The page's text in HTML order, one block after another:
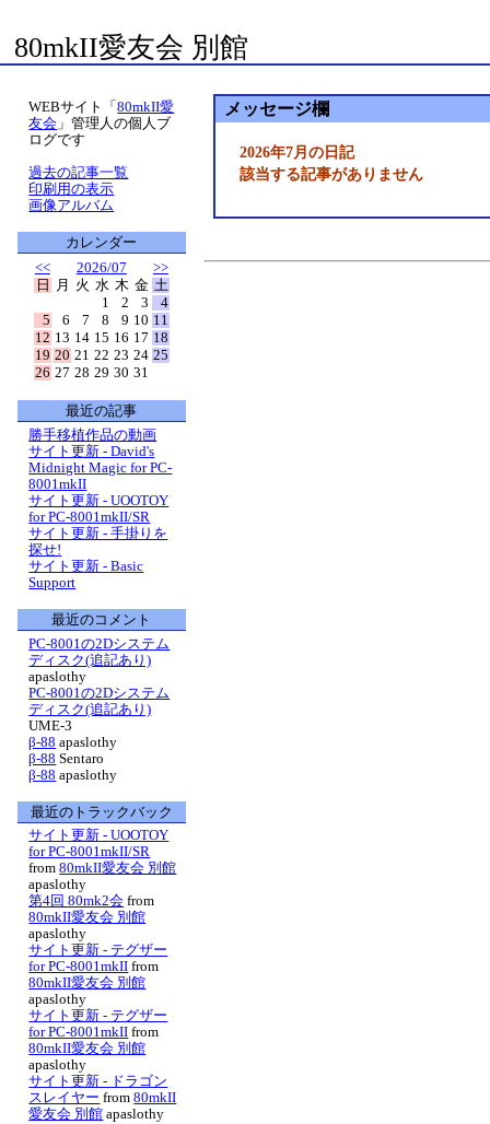
80mkII愛友会 別館
メッセージ欄
2026年7月の日記
該当する記事がありません
WEBサイト「80mkII愛
友会 」管理人の個人ブ
ログです
過去の記事一覧
印刷用の表示
画像アルバム
カレンダー
<<
2026/07
>>
日
月 火 水 木 金 土
1
2 3
4
5
6 7 8 9 10 11
12 13 14 15 16 17 18
19 20 21 22 23 24 25
26 27 28 29 30 31
最近の記事
勝手移植作品の動画
サイト更新 - David's
Midnight Magic for PC-
8001mkII
サイト更新 - UOOTOY
for PC-8001mkII/SR
サイト更新 - 手掛りを
探せ!
サイト更新 - Basic
Support
最近のコメント
PC-8001の2Dシステム
ディスク(追記あり)
apaslothy
PC-8001の2Dシステム
ディスク(追記あり)
UME-3
β-88 apaslothy
β-88 Sentaro
β-88 apaslothy
最近のトラックバック
サイト更新 - UOOTOY
for PC-8001mkII/SR
from 80mkII愛友会 別館
apaslothy
第4回 80mk2会 from
80mkII愛友会 別館
apaslothy
サイト更新 - テグザー
for PC-8001mkII from
80mkII愛友会 別館
apaslothy
サイト更新 - テグザー
for PC-8001mkII from
80mkII愛友会 別館
apaslothy
サイト更新 - ドラゴン
スレイヤー from 80mkII
愛友会 別館 apaslothy